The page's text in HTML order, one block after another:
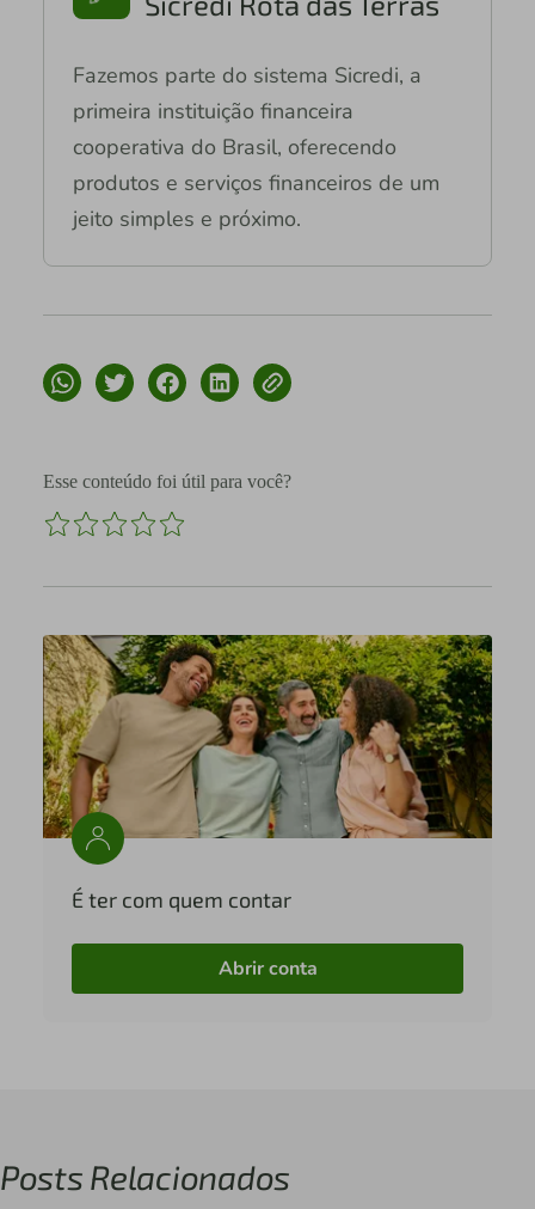
Fazemos parte do sistema Sicredi, a
primeira instituição financeira
cooperativa do Brasil, oferecendo
produtos e serviços financeiros de um
jeito simples e próximo.
Esse conteúdo foi útil para você?
É ter com quem contar
Abrir conta
Posts Relacionados